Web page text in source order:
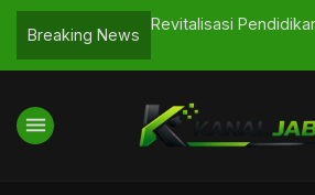
Breaking News
Revitalisasi
Berubah di Sekolah?
menu